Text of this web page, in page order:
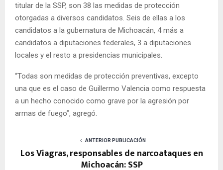
titular de la SSP, son 38 las medidas de protección
otorgadas a diversos candidatos. Seis de ellas a los
candidatos a la gubernatura de Michoacán, 4 más a
candidatos a diputaciones federales, 3 a diputaciones
locales y el resto a presidencias municipales.
“Todas son medidas de protección preventivas, excepto
una que es el caso de Guillermo Valencia como respuesta
a un hecho conocido como grave por la agresión por
armas de fuego”, agregó.
ANTERIOR PUBLICACIÓN
Los Viagras, responsables de narcoataques en
Michoacán: SSP